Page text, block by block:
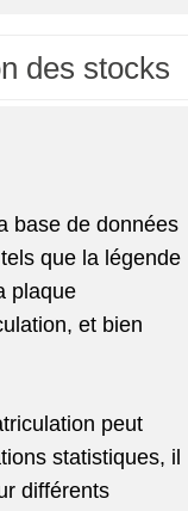
des stocks
base de données
que la légende
plaque
et bien
peut
statistiques, il
différents